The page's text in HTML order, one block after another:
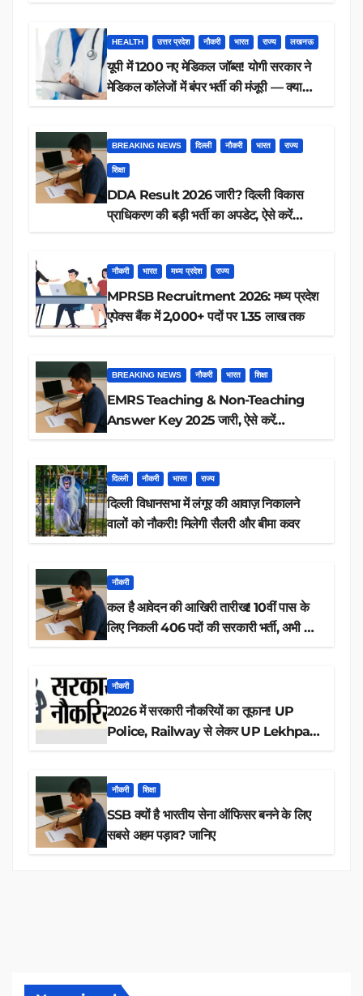
HEALTH उत्तर प्रदेश नौकरी भारत राज्य लखनऊ
यूपी में 1200 नए मेडिकल जॉब्स! योगी सरकार ने
मेडिकल कॉलेजों में बंपर भर्ती की मंजूरी — क्या
BREAKING NEWS दिल्ली नौकरी भारत राज्य
शिक्षा
DDA Result 2026 जारी? दिल्ली विकास
प्राधिकरण की बड़ी भर्ती का अपडेट, ऐसे करें
नौकरी भारत मध्य प्रदेश राज्य
MPRSB Recruitment 2026: मध्य प्रदेश
एपेक्स बैंक में 2,000+ पदों पर 1.35 लाख तक
BREAKING NEWS नौकरी भारत शिक्षा
EMRS Teaching & Non-Teaching
Answer Key 2025 जारी, ऐसे करें
दिल्ली नौकरी भारत राज्य
दिल्ली विधानसभा में लंगूर की आवाज़ निकालने
वालों को नौकरी! मिलेगी सैलरी और बीमा कवर
नौकरी
कल है आवेदन की आखिरी तारीख! 10वीं पास के
लिए निकली 406 पदों की सरकारी भर्ती, अभी करें
नौकरी
2026 में सरकारी नौकरियों का तूफान! UP
Police, Railway से लेकर UP Lekhpal
नौकरी शिक्षा
SSB क्यों है भारतीय सेना ऑफिसर बनने के लिए
सबसे अहम पड़ाव? जानिए